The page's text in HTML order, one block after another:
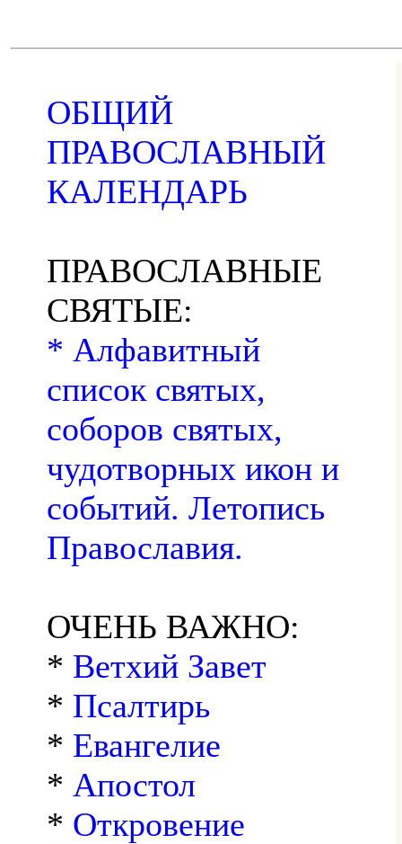
ОБЩИЙ
ПРАВОСЛАВНЫЙ
КАЛЕНДАРЬ
ПРАВОСЛАВНЫЕ
СВЯТЫЕ:
* Алфавитный
список святых,
соборов святых,
чудотворных икон и
событий. Летопись
Православия.
ОЧЕНЬ ВАЖНО:
* Ветхий Завет
* Псалтирь
* Евангелие
* Апостол
* Откровение